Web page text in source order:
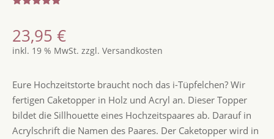
von 5,
basierend
auf
23,95 €
inkl. 19 % MwSt. zzgl. Versandkosten
Eure Hochzeitstorte braucht noch das i-Tüpfelchen? Wir
fertigen Caketopper in Holz und Acryl an. Dieser Topper
bildet die Sillhouette eines Hochzeitspaares ab. Darauf in
Acrylschrift die Namen des Paares. Der Caketopper wird in